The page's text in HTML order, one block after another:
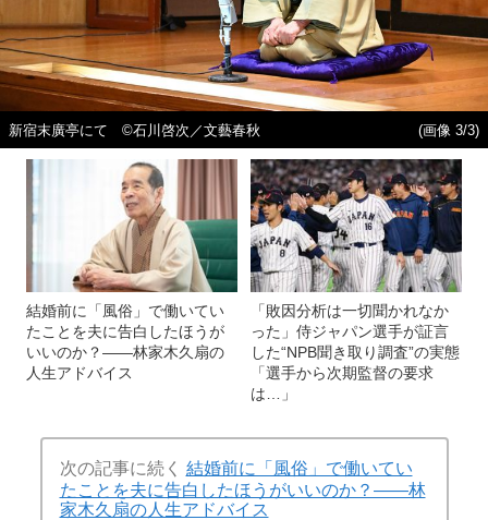
新宿末廣亭にて ©石川啓次／文藝春秋 (画像 3/3)
結婚前に「風俗」で働いてい
たことを夫に告白したほうが
いいのか？――林家木久扇の
人生アドバイス
「敗因分析は一切聞かれなか
った」侍ジャパン選手が証言
した“NPB聞き取り調査”の実態
「選手から次期監督の要求
は…」
次の記事に続く 結婚前に「風俗」で働いてい
たことを夫に告白したほうがいいのか？――林
家木久扇の人生アドバイス